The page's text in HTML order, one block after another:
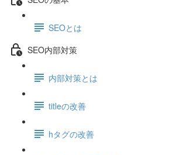
SEOとは
SEO内部対策
内部対策とは
titleの改善
hタグの改善